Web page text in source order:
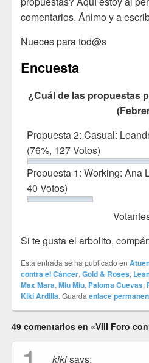
comentarios. Ánimo y a
Nueces para tod@s
Encuesta
¿Cuál de las propuestas
Propuesta 2: Casual:
(76%, 127 Votos)
Propuesta 1: Working: Ana
40 Votos)
Si te gusta el arbolito,
Esta entrada se ha publicado en
contra el Cáncer,Gold & Roses,
Max Mara,Miu Miu, Paloma Cuevas,
Kiki Ardilla. Guardaenlace
49 comentarios en «VIII Foro
kikisays: